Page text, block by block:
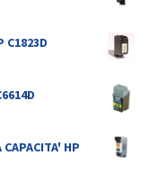
C1823D
CAPACITA' HP